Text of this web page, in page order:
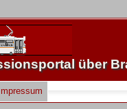
über
Impressum